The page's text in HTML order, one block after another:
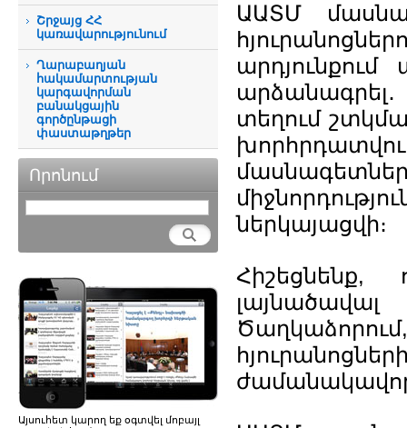
Շրջայց ՀՀ
կառավարությունում
Ղարաբաղյան
հակամարտության
կարգավորման
բանակցային
գործընթացի
փաստաթղթեր
Որոնում
Այսուհետ կարող եք օգտվել մոբայլ
ԱԱՏՄ
տեղում
ներկայացվի։